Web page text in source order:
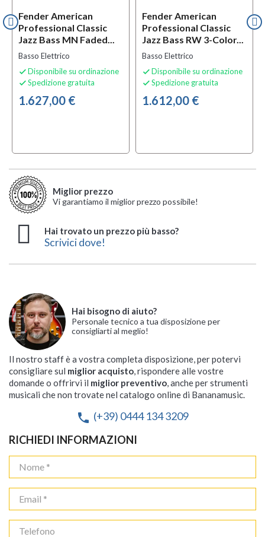
Fender American
Professional Classic
Jazz Bass MN Faded...
Basso Elettrico
 Disponibile su ordinazione
 Spedizione gratuita
1.627,00 €
Fender American
Professional Classic
Jazz Bass RW 3-Color...
Basso Elettrico
 Disponibile su ordinazione
 Spedizione gratuita
1.612,00 €
Miglior prezzo
Vi garantiamo il miglior prezzo possibile!
Hai trovato un prezzo più basso?
Scrivici dove!
Hai bisogno di aiuto?
Personale tecnico a tua disposizione per
consigliarti al meglio!
Il nostro staff è a vostra completa disposizione, per potervi
consigliare sul miglior acquisto, rispondere alle vostre
domande o offrirvi il miglior preventivo, anche per strumenti
musicali che non trovate nel catalogo online di Bananamusic.
phone (+39) 0444 134 3209
RICHIEDI INFORMAZIONI